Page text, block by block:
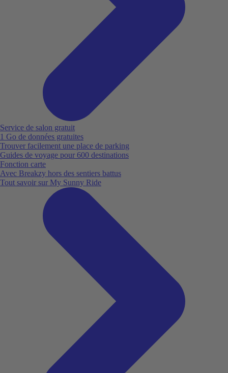
Service de salon gratuit
1 Go de données gratuites
Trouver facilement une place de parking
Guides de voyage pour 600 destinations
Fonction carte
Avec Breakzy hors des sentiers battus
Tout savoir sur My Sunny Ride